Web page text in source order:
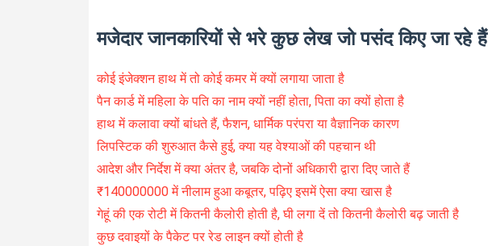
मजेदार जानकारियों से भरे कुछ लेख जो पसंद किए जा रहे हैं
कोई इंजेक्शन हाथ में तो कोई कमर में क्यों लगाया जाता है
पैन कार्ड में महिला के पति का नाम क्यों नहीं होता, पिता का क्यों होता है
हाथ में कलावा क्यों बांधते हैं, फैशन, धार्मिक परंपरा या वैज्ञानिक कारण
लिपस्टिक की शुरुआत कैसे हुई, क्या यह वेश्याओं की पहचान थी
आदेश और निर्देश में क्या अंतर है, जबकि दोनों अधिकारी द्वारा दिए जाते हैं
₹140000000 में नीलाम हुआ कबूतर, पढ़िए इसमें ऐसा क्या खास है
गेहूं की एक रोटी में कितनी कैलोरी होती है, घी लगा दें तो कितनी कैलोरी बढ़ जाती है
कुछ दवाइयों के पैकेट पर रेड लाइन क्यों होती है